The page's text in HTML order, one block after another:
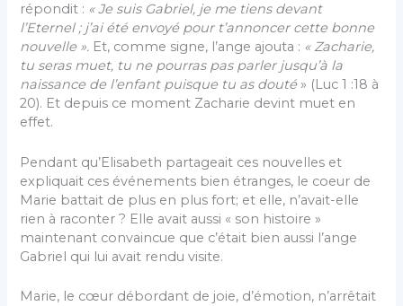
répondit : « Je suis Gabriel, je me tiens devant
l’Eternel ; j’ai été envoyé pour t’annoncer cette bonne
nouvelle ». Et, comme signe, l’ange ajouta : « Zacharie,
tu seras muet, tu ne pourras pas parler jusqu’à la
naissance de l’enfant puisque tu as douté» (Luc 1 :18 à
20). Et depuis ce moment Zacharie devint muet en
effet.
Pendant qu’Elisabeth partageait ces nouvelles et
expliquait ces événements bien étranges, le coeur de
Marie battait de plus en plus fort; et elle, n’avait-elle
rien à raconter ? Elle avait aussi « son histoire »
maintenant convaincue que c’était bien aussi l’ange
Gabriel qui lui avait rendu visite.
Marie, le cœur débordant de joie, d’émotion, n’arrêtait